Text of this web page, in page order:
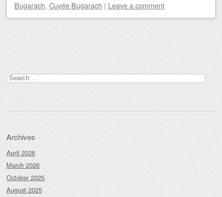
Bugarach, Cuvée Bugarach | Leave a comment
Search
for:
Archives
April 2026
March 2026
October 2025
August 2025